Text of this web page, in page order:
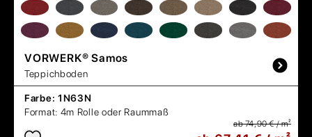
VORWERK® Samos
Teppichboden
Farbe: 1N63N
Format: 4m Rolle oder Raummaß
ab 74,90 € / m²